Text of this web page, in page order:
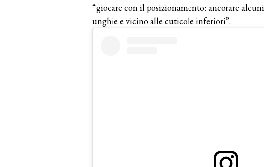
“giocare con il posizionamento: ancorare
unghie e vicino alle cuticole inferiori”.